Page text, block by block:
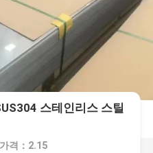
스테인리스 스틸
가격：2.15